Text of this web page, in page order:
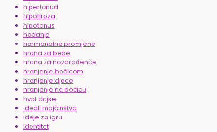
hipertonud
hipotiroza
hipotonus
hodanje
hormonalne promjene
hrana za bebe
hrana za novorođenče
hranjenje bočicom
hranjenje djece
hranjenje na bočicu
hvat dojke
ideali majčinstva
ideje za igru
identitet